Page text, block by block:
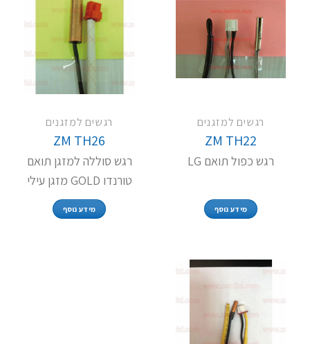
רגשים למזגנים
ZM TH22
רגש כפול תואם LG
מידע נוסף
רגשים למזגנים
ZM TH26
רגש סוללה למזגן תואם
טורנדו GOLD מזגן עילי
מידע נוסף